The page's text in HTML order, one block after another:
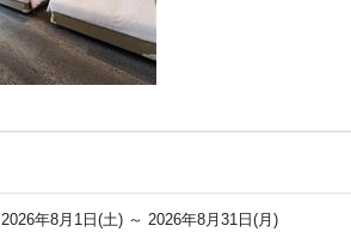
2026年8月1日(土) ～ 2026年8月31日(月)